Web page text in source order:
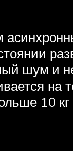
шум и
на
10 кг